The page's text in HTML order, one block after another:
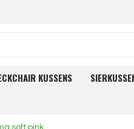
KUSSENS
soft pink